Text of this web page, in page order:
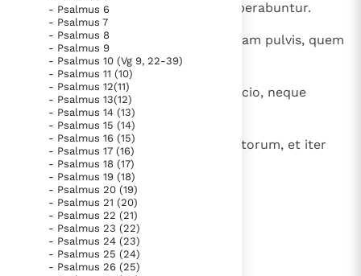
herkennen
Gods Koninkrijk groeit stilletjes door liefde, niet door
dwang
De mystiek. De mystieke verschijnselen en de
heiligheid
Berichten
Het Vaticaan publiceert een nieuwe Latijnse uitgave
van het Romeins martyrologium
Vaticaanse financiële waakhond verliest autonomie
Paus spreekt het Wereldvoedselprogramma toe
Paus Leo XIV in Pavia: "De stad is zowel een gave als
een taak"
Paus in Pavia: St. Augustinus toont ons de noodzaak om
"naar het innerlijk" toe te keren.
RK Documenten stelt heel veel belangrijke
kerkelijke documenten van de Rooms
- Psalmus 6
- Psalmus 7
- Psalmus 8
- Psalmus 9
- Psalmus 10 (Vg 9, 22-39)
- Psalmus 11 (10)
- Psalmus 12(11)
- Psalmus 13(12)
- Psalmus 14 (13)
- Psalmus 15 (14)
- Psalmus 16 (15)
- Psalmus 17 (16)
- Psalmus 18 (17)
- Psalmus 19 (18)
- Psalmus 20 (19)
- Psalmus 21 (20)
- Psalmus 22 (21)
- Psalmus 23 (22)
- Psalmus 24 (23)
- Psalmus 25 (24)
- Psalmus 26 (25)
omnia, quaecumque faciet, prosperabuntur.
Non sic impii, non sic, sed tamquam pulvis, quem
proicit ventus.
Ideo non consurgent impii in iudicio, neque
peccatores in concilio iustorum.
Quoniam novit Dominus viam iustorum, et iter
impiorum peribit.
lees verder